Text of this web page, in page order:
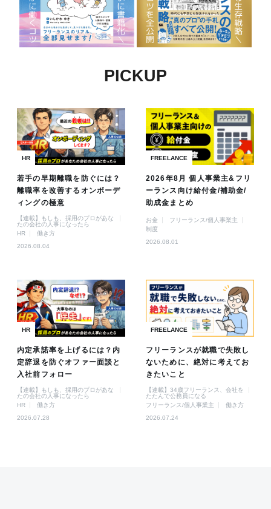
PICKUP
HR
若手の早期離職を防ぐには？
離職率を改善するオンボーデ
ィングの極意
【連載】もしも、採用のプロがあな
たの会社の人事になったら
HR
働き方
2026.08.04
FREELANCE
2026年8月 個人事業主&フリ
ーランス向け給付金/補助金/
助成金まとめ
お金
フリーランス/個人事業主
制度
2026.08.01
HR
内定承諾率を上げるには？内
定辞退を防ぐオファー面談と
入社前フォロー
【連載】もしも、採用のプロがあな
たの会社の人事になったら
HR
働き方
2026.07.28
FREELANCE
フリーランスが就職で失敗し
ないために、絶対に考えてお
きたいこと
【連載】34歳フリーランス、会社を
たたんで公務員になる
フリーランス/個人事業主
働き方
2026.07.24